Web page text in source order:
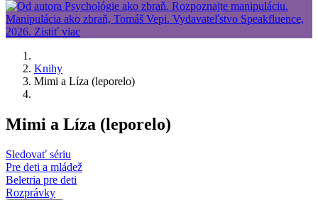
Knihy
Mimi a Líza (leporelo)
Mimi a Líza (leporelo)
Sledovať sériu
Pre deti a mládež
Beletria pre deti
Rozprávky